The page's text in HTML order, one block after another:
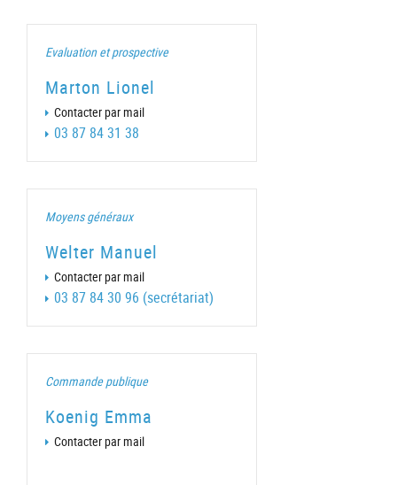
Evaluation et prospective
Marton Lionel
Contacter par mail
03 87 84 31 38
Moyens généraux
Welter Manuel
Contacter par mail
03 87 84 30 96 (secrétariat)
Commande publique
Koenig Emma
Contacter par mail